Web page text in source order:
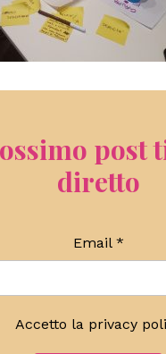
post
diretto
Email *
Accetto la privacy